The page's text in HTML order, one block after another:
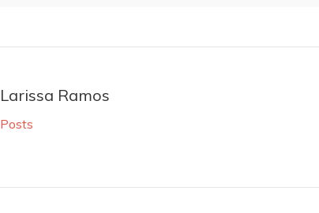
Larissa Ramos
Posts